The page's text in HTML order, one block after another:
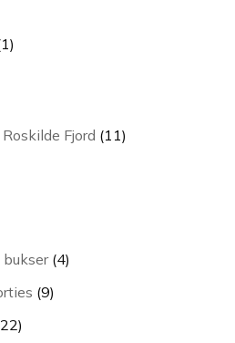
11
Fjord 1111
bukser 44
99
2222